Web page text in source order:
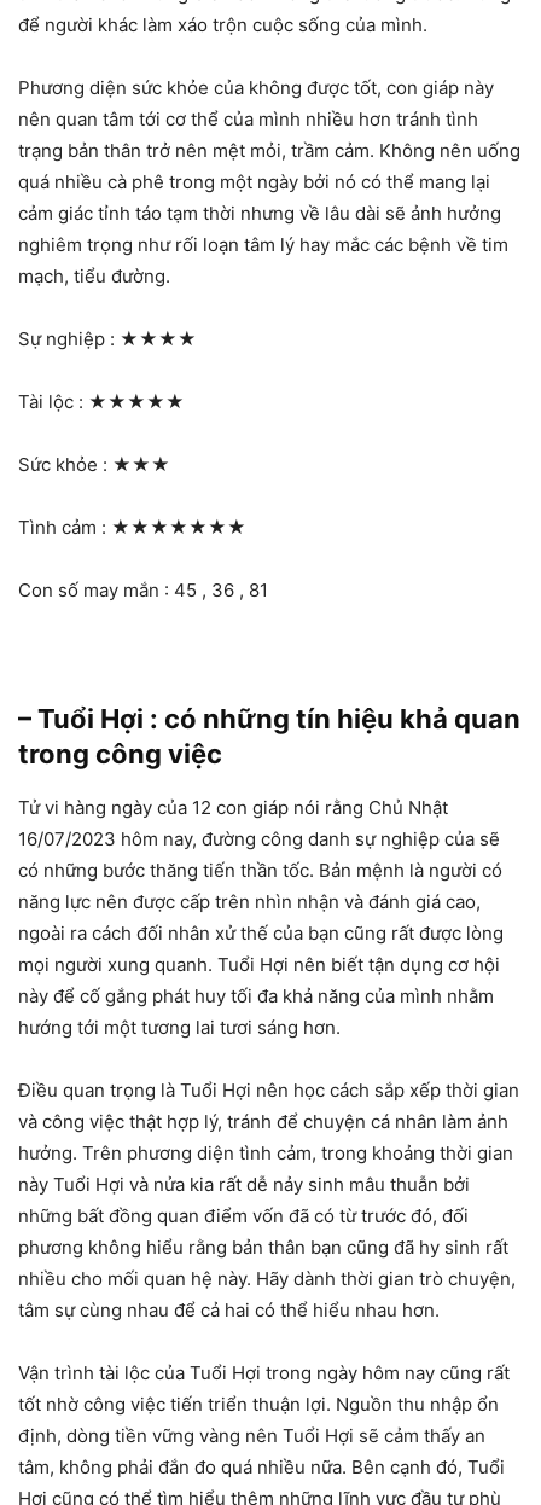
để người khác làm xáo trộn cuộc sống của mình.
Phương diện sức khỏe của không được tốt, con giáp này
nên quan tâm tới cơ thể của mình nhiều hơn tránh tình
trạng bản thân trở nên mệt mỏi, trầm cảm. Không nên uống
quá nhiều cà phê trong một ngày bởi nó có thể mang lại
cảm giác tỉnh táo tạm thời nhưng về lâu dài sẽ ảnh hưởng
nghiêm trọng như rối loạn tâm lý hay mắc các bệnh về tim
mạch, tiểu đường.
Sự nghiệp : ★★★★
Tài lộc : ★★★★★
Sức khỏe : ★★★
Tình cảm : ★★★★★★★
Con số may mắn : 45 , 36 , 81
– Tuổi Hợi : có những tín hiệu khả quan
trong công việc
Tử vi hàng ngày của 12 con giáp nói rằng Chủ Nhật
16/07/2023 hôm nay, đường công danh sự nghiệp của sẽ
có những bước thăng tiến thần tốc. Bản mệnh là người có
năng lực nên được cấp trên nhìn nhận và đánh giá cao,
ngoài ra cách đối nhân xử thế của bạn cũng rất được lòng
mọi người xung quanh. Tuổi Hợi nên biết tận dụng cơ hội
này để cố gắng phát huy tối đa khả năng của mình nhằm
hướng tới một tương lai tươi sáng hơn.
Điều quan trọng là Tuổi Hợi nên học cách sắp xếp thời gian
và công việc thật hợp lý, tránh để chuyện cá nhân làm ảnh
hưởng. Trên phương diện tình cảm, trong khoảng thời gian
này Tuổi Hợi và nửa kia rất dễ nảy sinh mâu thuẫn bởi
những bất đồng quan điểm vốn đã có từ trước đó, đối
phương không hiểu rằng bản thân bạn cũng đã hy sinh rất
nhiều cho mối quan hệ này. Hãy dành thời gian trò chuyện,
tâm sự cùng nhau để cả hai có thể hiểu nhau hơn.
Vận trình tài lộc của Tuổi Hợi trong ngày hôm nay cũng rất
tốt nhờ công việc tiến triển thuận lợi. Nguồn thu nhập ổn
định, dòng tiền vững vàng nên Tuổi Hợi sẽ cảm thấy an
tâm, không phải đắn đo quá nhiều nữa. Bên cạnh đó, Tuổi
Hợi cũng có thể tìm hiểu thêm những lĩnh vực đầu tư phù